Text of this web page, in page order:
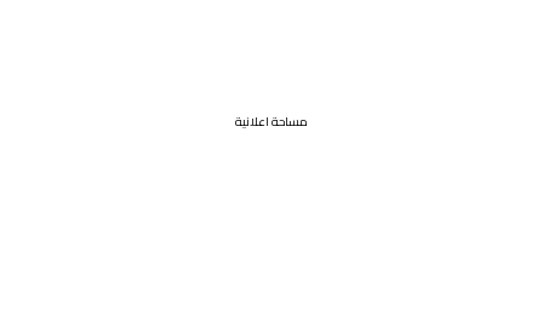
مساحة اعلانية